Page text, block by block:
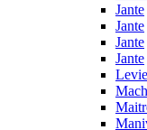
Jante
Jante
Jante
Jante